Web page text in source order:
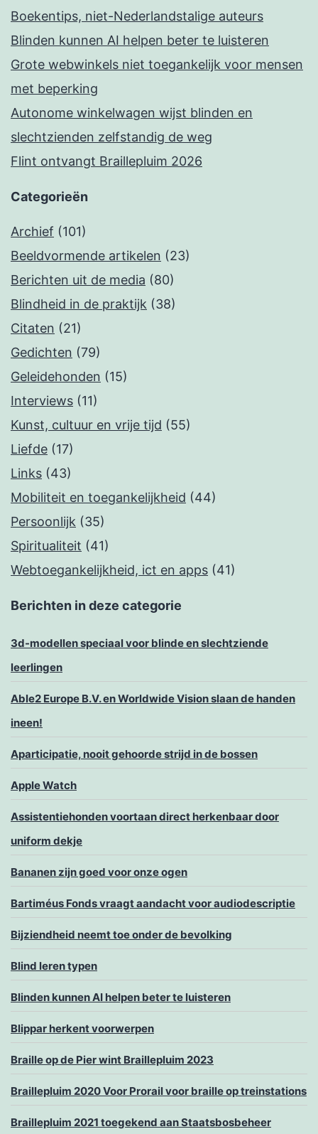
Boekentips, niet-Nederlandstalige auteurs
Blinden kunnen AI helpen beter te luisteren
Grote webwinkels niet toegankelijk voor mensen
met beperking
Autonome winkelwagen wijst blinden en
slechtzienden zelfstandig de weg
Flint ontvangt Braillepluim 2026
Categorieën
Archief (101)
Beeldvormende artikelen (23)
Berichten uit de media (80)
Blindheid in de praktijk (38)
Citaten (21)
Gedichten (79)
Geleidehonden (15)
Interviews (11)
Kunst, cultuur en vrije tijd (55)
Liefde (17)
Links (43)
Mobiliteit en toegankelijkheid (44)
Persoonlijk (35)
Spiritualiteit (41)
Webtoegankelijkheid, ict en apps (41)
Berichten in deze categorie
3d-modellen speciaal voor blinde en slechtziende
leerlingen
Able2 Europe B.V. en Worldwide Vision slaan de handen
ineen!
Aparticipatie, nooit gehoorde strijd in de bossen
Apple Watch
Assistentiehonden voortaan direct herkenbaar door
uniform dekje
Bananen zijn goed voor onze ogen
Bartiméus Fonds vraagt aandacht voor audiodescriptie
Bijziendheid neemt toe onder de bevolking
Blind leren typen
Blinden kunnen AI helpen beter te luisteren
Blippar herkent voorwerpen
Braille op de Pier wint Braillepluim 2023
Braillepluim 2020 Voor Prorail voor braille op treinstations
Braillepluim 2021 toegekend aan Staatsbosbeheer